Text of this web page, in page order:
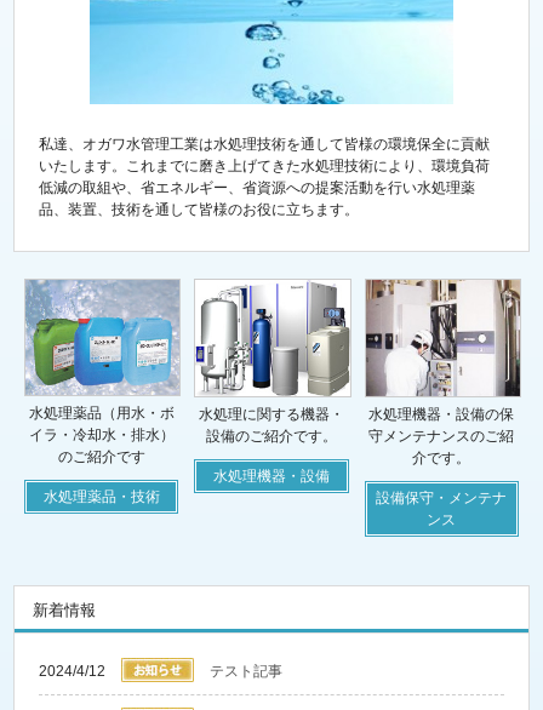
私達、オガワ水管理工業は水処理技術を通して皆様の環境保全に貢献
いたします。これまでに磨き上げてきた水処理技術により、環境負荷
低減の取組や、省エネルギー、省資源への提案活動を行い水処理薬
品、装置、技術を通して皆様のお役に立ちます。
水処理薬品（用水・ボ
イラ・冷却水・排水）
のご紹介です
水処理薬品・技術
水処理に関する機器・
設備のご紹介です。
水処理機器・設備
水処理機器・設備の保
守メンテナンスのご紹
介です。
設備保守・メンテナ
ンス
新着情報
2024/4/12 テスト記事